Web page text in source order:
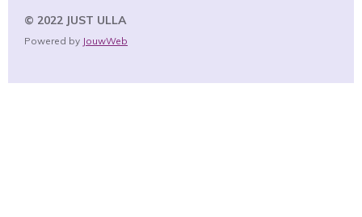
© 2022 JUST ULLA
Powered by JouwWeb